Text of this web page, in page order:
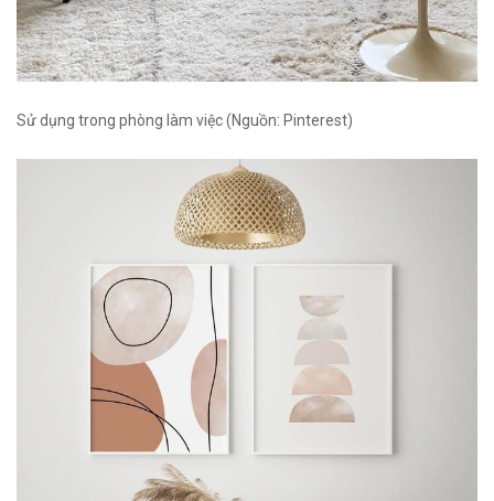
Sử dụng trong phòng làm việc (Nguồn: Pinterest)